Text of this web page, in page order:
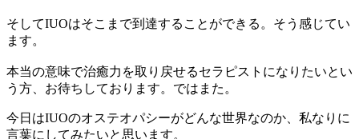
そしてIUOはそこまで到達することができる。そう感じてい
ます。
本当の意味で治癒力を取り戻せるセラピストになりたいとい
う方、お待ちしております。ではまた。
今日はIUOのオステオパシーがどんな世界なのか、私なりに
言葉にしてみたいと思います。